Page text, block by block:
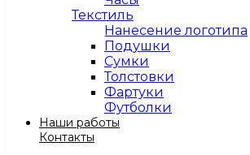
Текстиль
Нанесение логотипа
Подушки
Сумки
Толстовки
Фартуки
Футболки
Наши работы
Контакты